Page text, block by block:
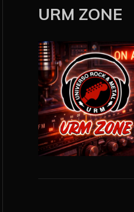
e
URM ZONE